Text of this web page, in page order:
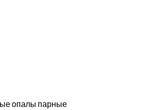
опалы парные